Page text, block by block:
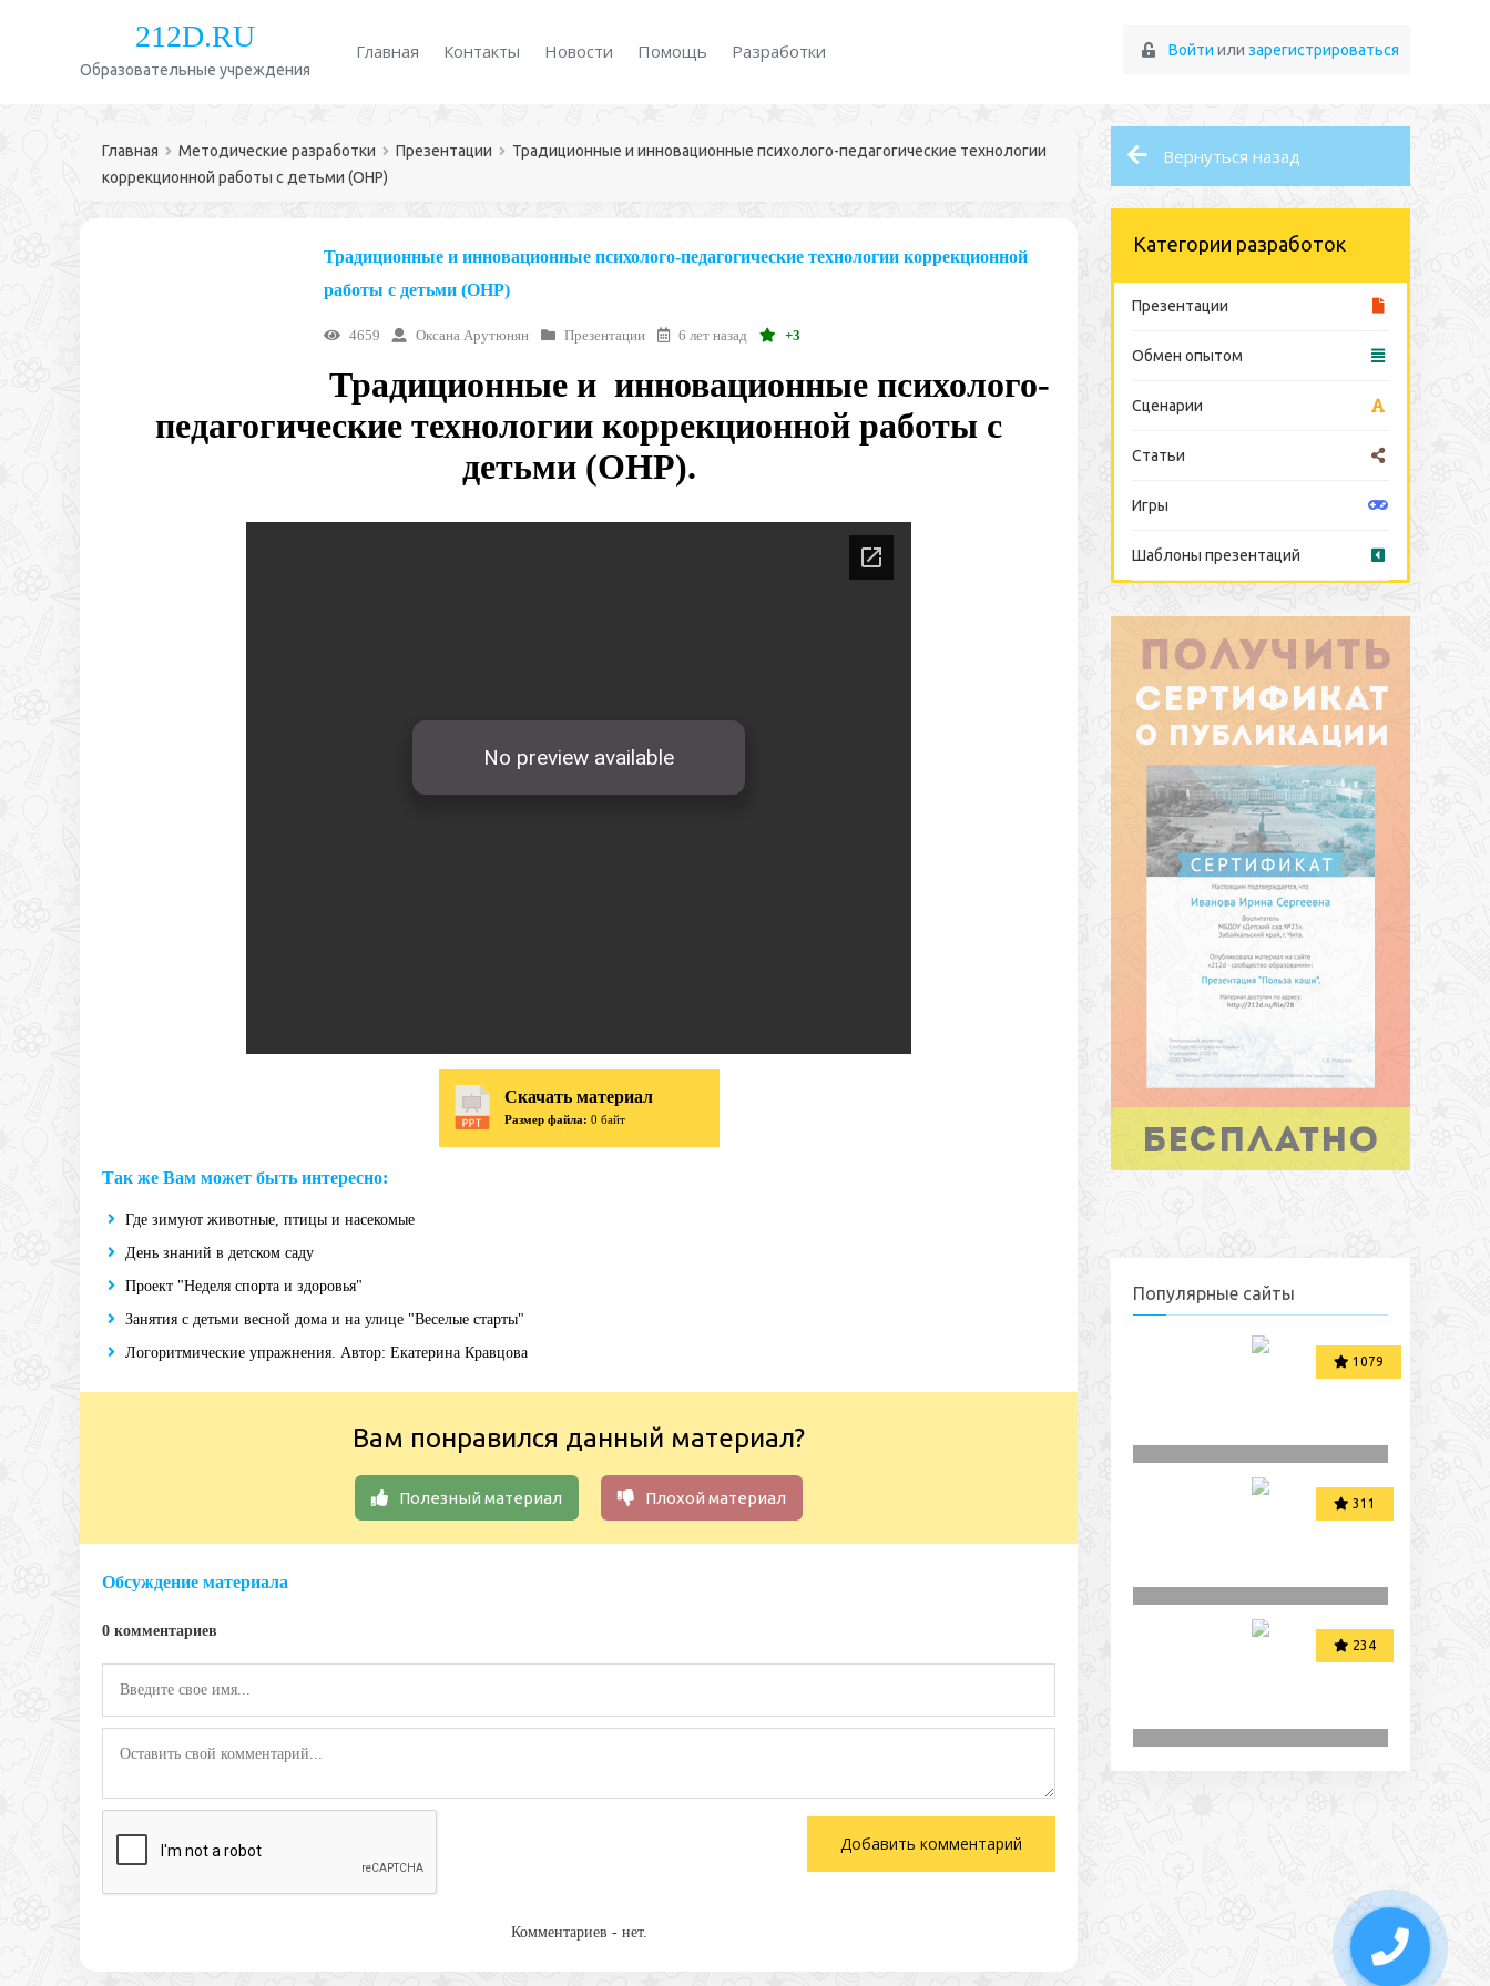
Войти или зарегистрироваться
212D.RU
Образовательные учреждения
Главная Контакты Новости Помощь Разработки
Вернуться назад
Категории разработок
Презентации
Обмен опытом
Сценарии
Статьи
Игры
Шаблоны презентаций
Популярные сайты
1079
311
234
Главная Методические разработки Презентации
Традиционные и инновационные психолого-педагогические технологии
коррекционной работы с детьми (ОНР)
Традиционные и инновационные психолого-педагогические технологии коррекционной
работы с детьми (ОНР)
4659 Оксана Арутюнян Презентации 6 лет назад +3
Традиционные и инновационные психолого-
педагогические технологии коррекционной работы с
детьми (ОНР).
Скачать материал
Размер файла: 0 байт
Так же Вам может быть интересно:
Где зимуют животные, птицы и насекомые
День знаний в детском саду
Проект "Неделя спорта и здоровья"
Занятия с детьми весной дома и на улице "Веселые старты"
Логоритмические упражнения. Автор: Екатерина Кравцова
Вам понравился данный материал?
Полезный материал Плохой материал
Обсуждение материала
0 комментариев
Комментариев - нет.